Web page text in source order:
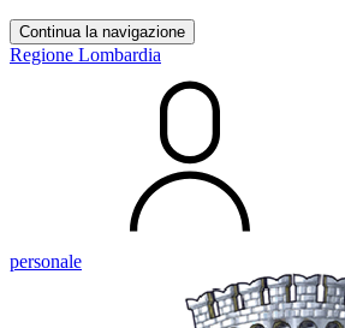
Continua la navigazione
Regione Lombardia
personale